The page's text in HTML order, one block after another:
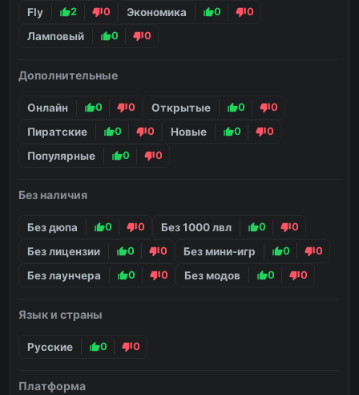
Fly 2 0 Экономика 0 0
Ламповый 0 0
Дополнительные
Онлайн 0 0 Открытые 0 0
Пиратские 0 0 Новые 0 0
Популярные 0 0
Без наличия
Без дюпа 0 0 Без 1000 лвл 0 0
Без лицензии 0 0 Без мини-игр 0 0
Без лаунчера 0 0 Без модов 0 0
Язык и страны
Русские 0 0
Платформа